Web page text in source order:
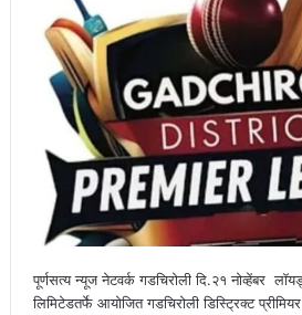
पूर्णसत्य न्यूज नेटवर्क गडचिरोली दि.२१ नोव्हेंबर
लिमिटेडतर्फे आयोजित गडचिरोली डिस्ट्रिक्ट